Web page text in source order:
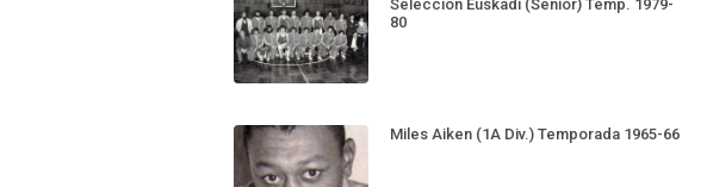
Selección Euskadi (Senior) Temp. 1979-
80
Miles Aiken (1A Div.) Temporada 1965-66